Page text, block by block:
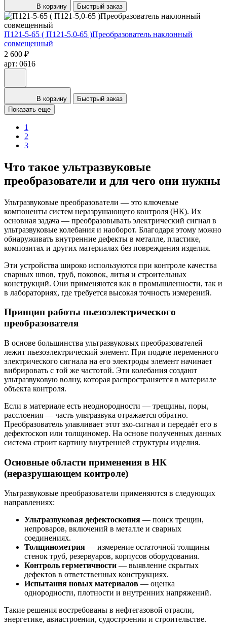
В корзину Быстрый заказ
П121-5-65 ( П121-5,0-65 )Преобразователь наклонный
совмещенный
2 600 ₽
арт: 0616
В корзину
Быстрый заказ
Показать еще
1
2
3
Что такое ультразвуковые
преобразователи и для чего они нужны
Ультразвуковые преобразователи — это ключевые
компоненты систем неразрушающего контроля (НК). Их
основная задача — преобразовывать электрический сигнал в
ультразвуковые колебания и наоборот. Благодаря этому можно
обнаруживать внутренние дефекты в металле, пластике,
композитах и других материалах без повреждения изделия.
Эти устройства широко используются при контроле качества
сварных швов, труб, поковок, литья и строительных
конструкций. Они применяются как в промышленности, так и
в лабораториях, где требуется высокая точность измерений.
Принцип работы пьезоэлектрического
преобразователя
В основе большинства ультразвуковых преобразователей
лежит пьезоэлектрический элемент. При подаче переменного
электрического сигнала на его электроды элемент начинает
вибрировать с той же частотой. Эти колебания создают
ультразвуковую волну, которая распространяется в материале
объекта контроля.
Если в материале есть неоднородности — трещины, поры,
расслоения — часть ультразвука отражается обратно.
Преобразователь улавливает этот эхо-сигнал и передаёт его в
дефектоскоп или толщиномер. На основе полученных данных
система строит картину внутренней структуры изделия.
Основные области применения в НК
(неразрушающем контроле)
Ультразвуковые преобразователи применяются в следующих
направлениях:
Ультразвуковая дефектоскопия — поиск трещин,
непроваров, включений в металле и сварных
соединениях.
Толщинометрия — измерение остаточной толщины
стенок труб, резервуаров, корпусов оборудования.
Контроль герметичности — выявление скрытых
дефектов в ответственных конструкциях.
Испытания новых материалов — оценка
однородности, плотности и внутренних напряжений.
Такие решения востребованы в нефтегазовой отрасли,
энергетике, авиастроении, судостроении и строительстве.